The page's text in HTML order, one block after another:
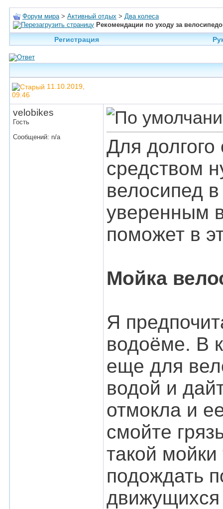
Форум мира > Активный отдых > Два колеса
Рекомендации по уходу за
Регистрация
11.10.2019,
09:46
velobikes
Гость
Сообщений: n/a
Для
средством
велосипед
уверенным
поможет в
Мойка
Я
водоёме. В
еще для
водой и
отмокла и
смойте
такой мойки
подождать
движущихся